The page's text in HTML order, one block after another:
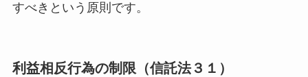
すべきという原則です。
利益相反行為の制限（信託法３１）